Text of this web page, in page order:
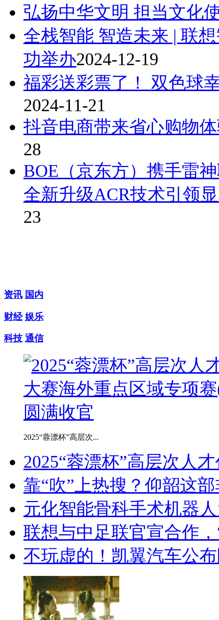
弘扬中华文明 担当文化
全栈智能 智造未来 | 联
功举办2024-12-19
福彩送彩票了！ 双色球
2024-11-21
抖音电商带来省心购物
28
BOE（京东方）携手雷
全新升级ACR技术引领
23
资讯 国内
财经 娱乐
科技 通信
2025“蓉漂杯”高层次...
2025“蓉漂杯”高层次人
靠“吹”上热搜？仰韶这
元化智能骨科手术机器
联想与中足联官宣合作
不玩虚的！凯翼汽车公